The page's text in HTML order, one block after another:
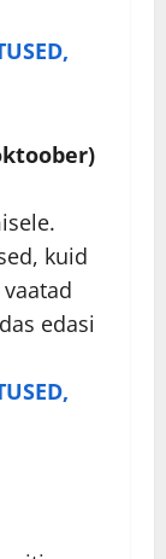
kuid
edasi